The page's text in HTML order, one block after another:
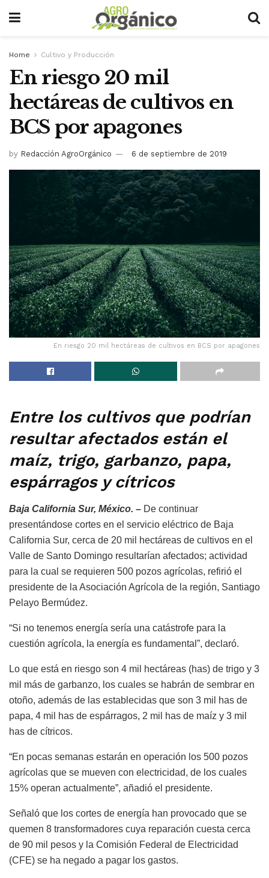
Home Cultivo y Producción
En riesgo 20 mil
hectáreas de cultivos en
BCS por apagones
by Redacción AgroOrgánico 6 de septiembre de 2019
En riesgo 20 mil hectáreas de cultivos en BCS por apagones
Entre los cultivos que podrían
resultar afectados están el
maíz, trigo, garbanzo, papa,
espárragos y cítricos
Baja California Sur, México. – De continuar
presentándose cortes en el servicio eléctrico de Baja
California Sur, cerca de 20 mil hectáreas de cultivos en el
Valle de Santo Domingo resultarían afectados; actividad
para la cual se requieren 500 pozos agrícolas, refirió el
presidente de la Asociación Agrícola de la región, Santiago
Pelayo Bermúdez.
“Si no tenemos energía sería una catástrofe para la
cuestión agrícola, la energía es fundamental”, declaró.
Lo que está en riesgo son 4 mil hectáreas (has) de trigo y 3
mil más de garbanzo, los cuales se habrán de sembrar en
otoño, además de las establecidas que son 3 mil has de
papa, 4 mil has de espárragos, 2 mil has de maíz y 3 mil
has de cítricos.
“En pocas semanas estarán en operación los 500 pozos
agrícolas que se mueven con electricidad, de los cuales
15% operan actualmente”, añadió el presidente.
Señaló que los cortes de energía han provocado que se
quemen 8 transformadores cuya reparación cuesta cerca
de 90 mil pesos y la Comisión Federal de Electricidad
(CFE) se ha negado a pagar los gastos.